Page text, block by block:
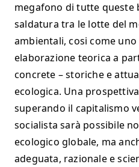
megafono di tutte queste
saldatura tra le lotte del
ambientali, cosi come
elaborazione teorica a
concrete – storiche e
ecologica. Una
superando il capitalismo
socialista sarà possibile
ecologico globale, ma
adeguata, razionale e